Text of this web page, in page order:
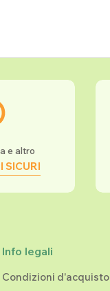
e altro
SICURI
Info legali
Condizioni d'acquisto